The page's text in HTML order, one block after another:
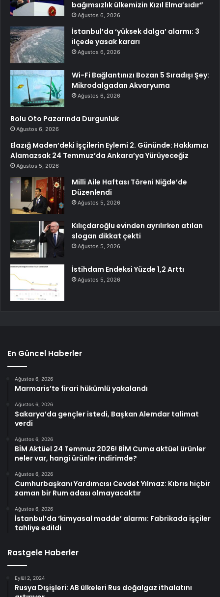
bağımsızlık ülkemizin Kızıl Elma’sıdır”
Ağustos 6, 2026
İstanbul’da ‘yüksek dalga’ alarmı: 3
ilçede yasak kararı
Ağustos 6, 2026
Wi-Fi Bağlantınızı Bozan 5 Sıradışı Şey:
Mikrodalgadan Akvaryuma
Ağustos 6, 2026
Bolu Oto Pazarında Durgunluk
Ağustos 6, 2026
Elazığ Maden’deki İşçilerin Eylemi 2. Gününde: Hakkımızı
Alamazsak 24 Temmuz’da Ankara’ya Yürüyeceğiz
Ağustos 5, 2026
Milli Aile Haftası Töreni Niğde’de
Düzenlendi
Ağustos 5, 2026
Kılıçdaroğlu evinden ayrılırken atılan
slogan dikkat çekti
Ağustos 5, 2026
İstihdam Endeksi Yüzde 1,2 Arttı
Ağustos 5, 2026
En Güncel Haberler
Ağustos 6, 2026
Marmaris’te firari hükümlü yakalandı
Ağustos 6, 2026
Sakarya’da gençler istedi, Başkan Alemdar talimat
verdi
Ağustos 6, 2026
BİM Aktüel 24 Temmuz 2026! BİM Cuma aktüel ürünler
neler var, hangi ürünler indirimde?
Ağustos 6, 2026
Cumhurbaşkanı Yardımcısı Cevdet Yılmaz: Kıbrıs hiçbir
zaman bir Rum adası olmayacaktır
Ağustos 6, 2026
İstanbul’da ‘kimyasal madde’ alarmı: Fabrikada işçiler
tahliye edildi
Rastgele Haberler
Eylül 2, 2024
Rusya Dışişleri: AB ülkeleri Rus doğalgaz ithalatını